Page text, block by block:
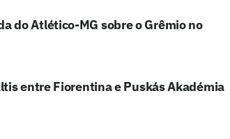
do Atlético-MG sobre o Grêmio no
entre Fiorentina e Puskás Akadémia